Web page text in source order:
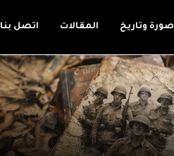
صورة وتاريخ المقالات اتصل بنا